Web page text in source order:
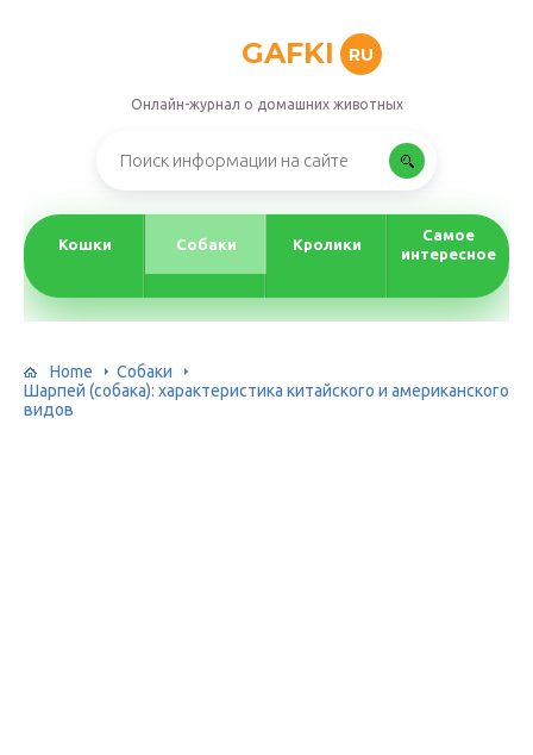
GAFKI RU
Онлайн-журнал о домашних животных
Кошки Собаки Кролики
Самое
интересное
Home
Собаки
Шарпей (собака): характеристика китайского и американского
видов